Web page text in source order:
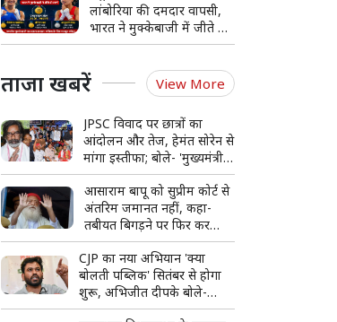
लांबोरिया की दमदार वापसी,
भारत ने मुक्केबाजी में जीते दो
स्वर्ण
ताजा खबरें View More
JPSC विवाद पर छात्रों का
आंदोलन और तेज, हेमंत सोरेन से
मांगा इस्तीफा; बोले- 'मुख्यमंत्री
पद के योग्य नहीं'
आसाराम बापू को सुप्रीम कोर्ट से
अंतरिम जमानत नहीं, कहा-
तबीयत बिगड़ने पर फिर कर
सकते हैं आवेदन
CJP का नया अभियान 'क्या
बोलती पब्लिक' सितंबर से होगा
शुरू, अभिजीत दीपके बोले-
जनता की आवाज सीधे सुनेंगे